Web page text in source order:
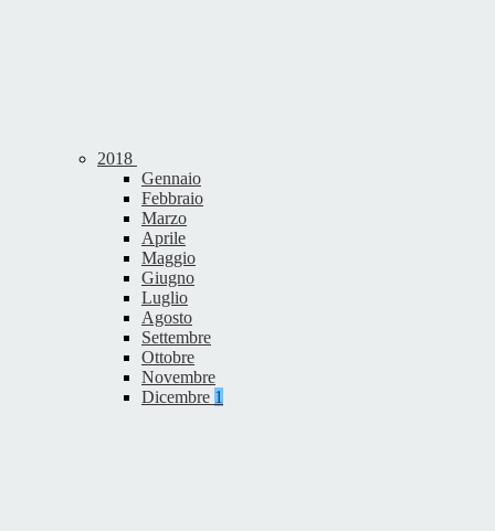
2018
Gennaio
Febbraio
Marzo
Aprile
Maggio
Giugno
Luglio
Agosto
Settembre
Ottobre
Novembre
Dicembre 1